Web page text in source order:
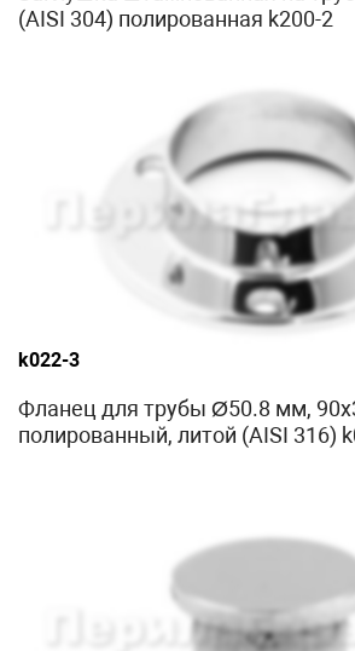
(AISI 304) полированная k200-2
k022-3
Фланец для трубы Ø50.8 мм,
полированный, литой (AISI 316)